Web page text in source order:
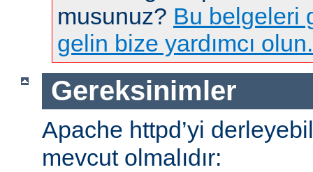
musunuz? Bu belgeleri
gelin bize yardımcı olun.
Gereksinimler
Apache httpd’yi
mevcut olmalıdır: